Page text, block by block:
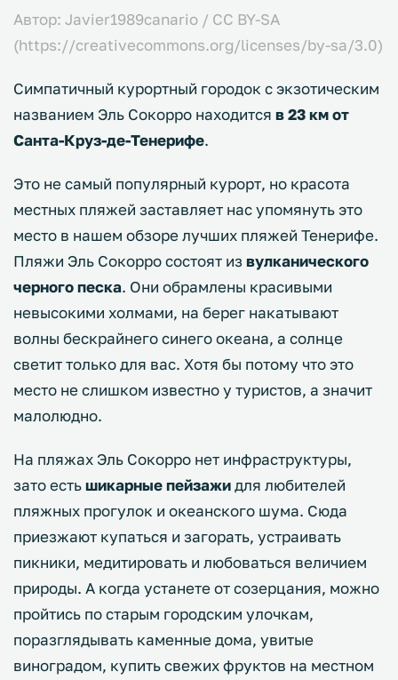
Автор: Javier1989canario / CC BY-SA
(https://creativecommons.org/licenses/by-sa/3.0)
Симпатичный курортный городок с экзотическим
названием Эль Сокорро находится в 23 км от
Санта-Круз-де-Тенерифе.
Это не самый популярный курорт, но красота
местных пляжей заставляет нас упомянуть это
место в нашем обзоре лучших пляжей Тенерифе.
Пляжи Эль Сокорро состоят извулканического
черного песка. Они обрамлены красивыми
невысокими холмами, на берег накатывают
волны бескрайнего синего океана, а солнце
светит только для вас. Хотя бы потому что это
место не слишком известно у туристов, а значит
малолюдно.
На пляжах Эль Сокорро нет инфраструктуры,
зато естьшикарные пейзажидля любителей
пляжных прогулок и океанского шума. Сюда
приезжают купаться и загорать, устраивать
пикники, медитировать и любоваться величием
природы. А когда устанете от созерцания, можно
пройтись по старым городским улочкам,
поразглядывать каменные дома, увитые
виноградом, купить свежих фруктов на местном